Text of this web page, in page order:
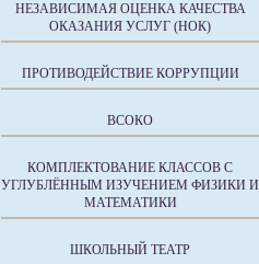
НЕЗАВИСИМАЯ ОЦЕНКА КАЧЕСТВА
ОКАЗАНИЯ УСЛУГ (НОК)
ПРОТИВОДЕЙСТВИЕ КОРРУПЦИИ
ВСОКО
КОМПЛЕКТОВАНИЕ КЛАССОВ С
УГЛУБЛЁННЫМ ИЗУЧЕНИЕМ ФИЗИКИ И
МАТЕМАТИКИ
ШКОЛЬНЫЙ ТЕАТР